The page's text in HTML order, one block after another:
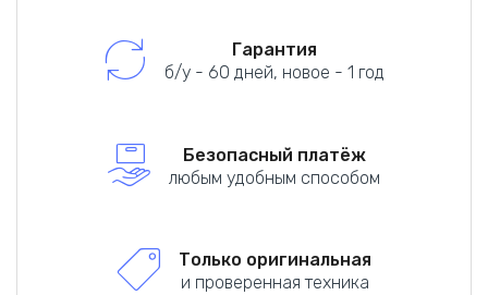
Гарантия
б/у - 60 дней, новое - 1 год
Безопасный платёж
любым удобным способом
Только оригинальная
и проверенная техника